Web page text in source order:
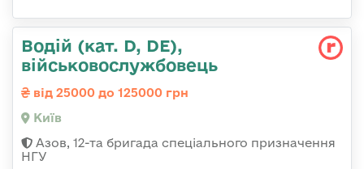
Водій (кат. D, DE),
військовослужбовець
від 25000 до 125000 грн
Київ
Азов, 12-та бригада спеціального призначення
НГУ